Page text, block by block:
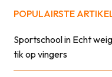
POPULAIRSTE
Sportschool in Echt
tik op vingers